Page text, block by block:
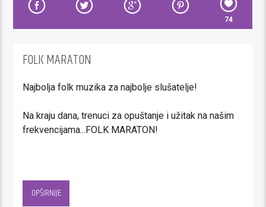
74
FOLK MARATON
Najbolja folk muzika za najbolje slušatelje!
Na kraju dana, trenuci za opuštanje i užitak na našim
frekvencijama...FOLK MARATON!
čeka Vas idealna kombinacija za Vaše slobodno
vrijeme – muzika po Vašoj želji i dobro raspoloženje!
OPŠIRNIJE